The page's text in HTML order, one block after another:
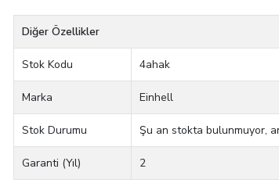
Diğer Özellikler
Stok Kodu 4ahak
Marka Einhell
Stok Durumu Şu an stokta bulunmuyor,
Garanti (Yıl) 2